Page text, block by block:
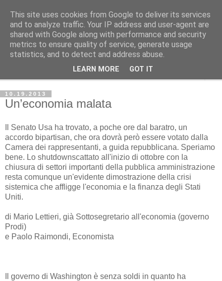
Avvenire dei Lavoratori
ECONOMIA
10.19.2013
Un’economia malata
Il Senato Usa ha trovato, a poche ore dal baratro, un
accordo bipartisan, che ora dovrà però essere votato dalla
Camera dei rappresentanti, a guida repubblicana. Speriamo
bene. Lo shutdownscattato all'inizio di ottobre con la
chiusura di settori importanti della pubblica amministrazione
resta comunque un'evidente dimostrazione della crisi
sistemica che affligge l'economia e la finanza degli Stati
Uniti.
di Mario Lettieri, già Sottosegretario all'economia (governo
Prodi)
e Paolo Raimondi, Economista
Il governo di Washington è senza soldi in quanto ha
This site uses cookies from Google to deliver its services
and to analyze traffic. Your IP address and user-agent are
shared with Google along with performance and security
metrics to ensure quality of service, generate usage
statistics, and to detect and address abuse.
LEARN MORE GOT IT